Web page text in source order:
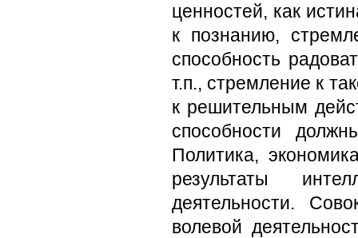
ценностей, как
к познанию,
способность
т.п., стремление к
к решительным
способности
Политика,
результаты
деятельности.
волевой